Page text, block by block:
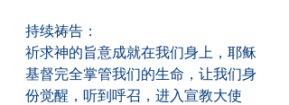
持续祷告：
祈求神的旨意成就在我们身上，耶稣
基督完全掌管我们的生命，让我们身
份觉醒，听到呼召，进入宣教大使